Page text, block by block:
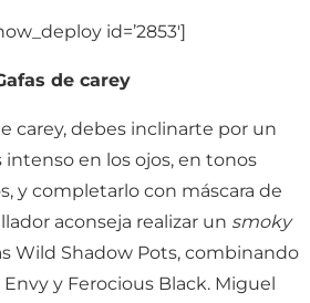
id=’2853′]
de carey
carey, debes inclinarte por un
en los ojos, en tonos
y completarlo con máscara de
aconseja realizar un smoky
Wild Shadow Pots, combinando
y Ferocious Black. Miguel